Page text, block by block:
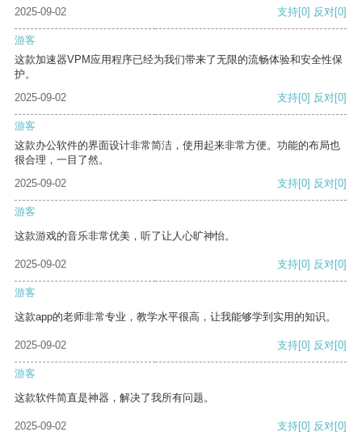
2025-09-02
支持[0] 反对[0]
游客
这款加速器VPM应用程序已经为我们带来了无限的流畅体验和安全性保
护。
2025-09-02
支持[0] 反对[0]
游客
这款办公软件的界面设计非常简洁，使用起来非常方便。功能的布局也
很合理，一目了然。
2025-09-02
支持[0] 反对[0]
游客
这款游戏的音乐非常优美，听了让人心旷神怡。
2025-09-02 支持[0] 反对[0]
游客
这款app的老师非常专业，教学水平很高，让我能够学到实用的知识。
2025-09-02 支持[0] 反对[0]
游客
这款软件简直是神器，解决了我所有问题。
2025-09-02 支持[0] 反对[0]